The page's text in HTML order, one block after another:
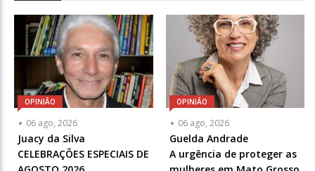
OPINIÃO
06 ago, 2026
Articulista
ou
Chamada
Juacy da Silva
CELEBRAÇÕES ESPECIAIS DE
OPINIÃO
06 ago, 2026
Articulista
ou
Chamada
Guelda Andrade
A urgência de proteger as